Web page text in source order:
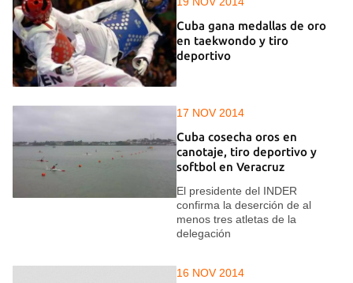
Cuba gana medallas de oro
en taekwondo y tiro
deportivo
17 NOV 2014
Cuba cosecha oros en
canotaje, tiro deportivo y
softbol en Veracruz
El presidente del INDER
confirma la deserción de al
menos tres atletas de la
delegación
16 NOV 2014